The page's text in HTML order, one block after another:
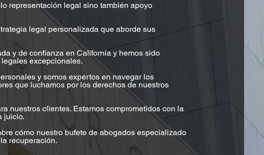
representación legal sino también apoyo
legal personalizada que aborde sus
y de confianza en California y hemos sido
excepcionales.
y somos expertos en navegar los
que luchamos por los derechos de nuestros
nuestros clientes. Estamos comprometidos con la
juicio.
cómo nuestro bufete de abogados especializado
recuperación.